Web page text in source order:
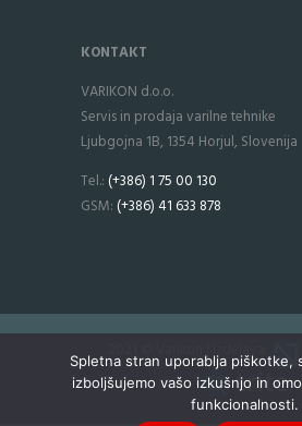
KONTAKT
VARIKON d.o.o.
Servis in prodaja varilne tehnike
Ljubgojna 1B, 1354 Horjul, Slovenija
Tel.: (+386) 1 75 00 130
GSM: (+386) 41 633 878
2021 © Varikon | Izdelava:
Spletna stran uporablja piškotke,
izboljšujemo vašo izkušnjo in
funkcionalnosti.